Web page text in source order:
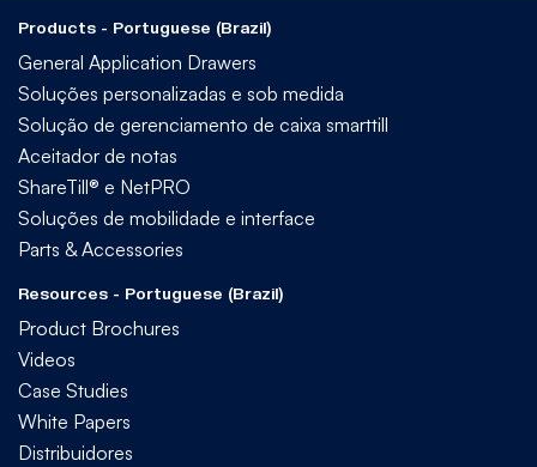
Products - Portuguese (Brazil)
General Application Drawers
Soluções personalizadas e sob medida
Solução de gerenciamento de caixa smarttill
Aceitador de notas
ShareTill® e NetPRO
Soluções de mobilidade e interface
Parts & Accessories
Resources - Portuguese (Brazil)
Product Brochures
Videos
Case Studies
White Papers
Distribuidores